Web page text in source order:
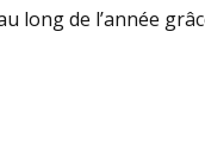
long de l’année